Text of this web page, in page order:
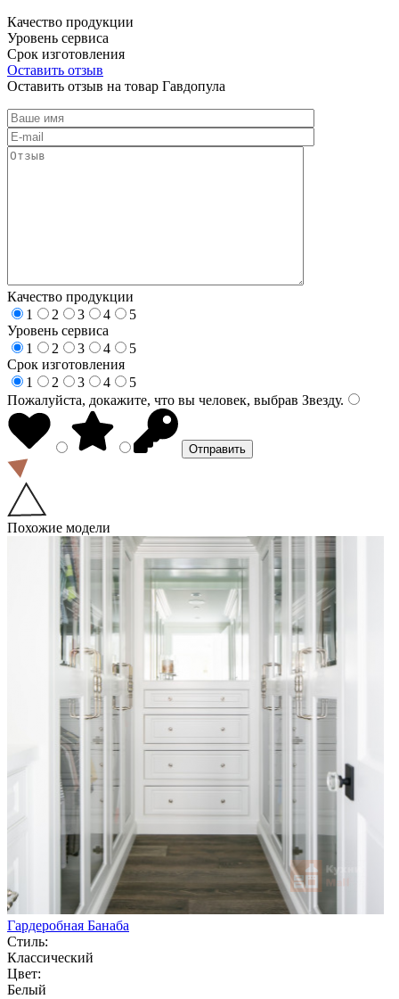
Качество продукции
Уровень сервиса
Срок изготовления
Оставить отзыв
Оставить отзыв на товар Гавдопула
Качество продукции
1
2 3 4
5
Уровень сервиса
1
2 3 4
5
Срок изготовления
1
2 3 4
5
Пожалуйста, докажите, что вы человек, выбрав Звезду.
Похожие модели
Гардеробная Банаба
Стиль:
Классический
Цвет:
Белый